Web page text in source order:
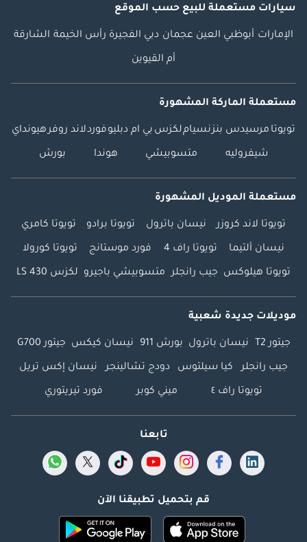
سيارات مستعملة للبيع حسب الموقع
الإمارات أبوظبي العين عجمان دبي الفجيرة رأس الخيمة الشارقة
أم القيوين
مستعملة الماركة المشهورة
تويوتا مرسيدس بنزنسياملكزس بي ام دبليوفوردلاند روفرهيونداي
شيفروليه متسوبيشي هوندا بورش
مستعملة الموديل المشهورة
تويوتا لاند كروزر نيسان باترول تويوتا برادو تويوتا كامري
نيسان ألتيما تويوتا راف 4 فورد موستانج تويوتا كورولا
تويوتا هيلوكس جيب رانجلر متسوبيشي باجيرو لكزس LS 430
موديلات جديدة شعبية
جيتور T2 نيسان باترول بورش 911 نيسان كيكس جيتور G700
جيب رانجلر كيا سيلتوس دودج تشالينجر نيسان إكس تريل
تويوتا راف ٤ ميني كوبر فورد تيريتوري
تابعنا
قم بتحميل تطبيقنا الآن